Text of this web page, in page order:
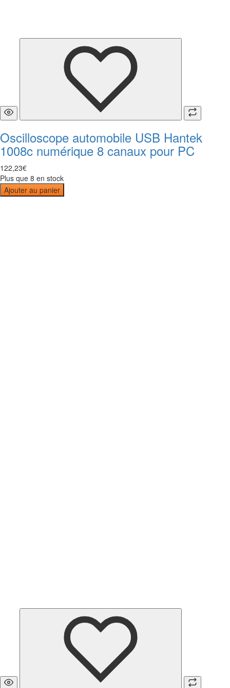
Oscilloscope automobile USB Hantek
1008c numérique 8 canaux pour PC
122,23€
Plus que 8 en stock
Ajouter au panier